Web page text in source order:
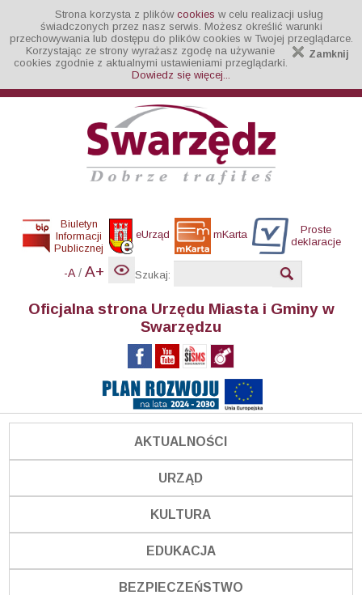
Strona korzysta z plików cookies w celu realizacji usług
świadczonych przez nasz serwis. Możesz określić warunki
przechowywania lub dostępu do plików cookies w Twojej przeglądarce.
Zamknij
Korzystając ze strony wyrażasz zgodę na używanie
cookies zgodnie z aktualnymi ustawieniami przeglądarki.
Dowiedz się więcej...
Biuletyn
Informacji
Publicznej
eUrząd mKarta
Proste
deklaracje
-A / A+ Szukaj:
Oficjalna strona Urzędu Miasta i Gminy w
Swarzędzu
AKTUALNOŚCI
URZĄD
KULTURA
EDUKACJA
BEZPIECZEŃSTWO